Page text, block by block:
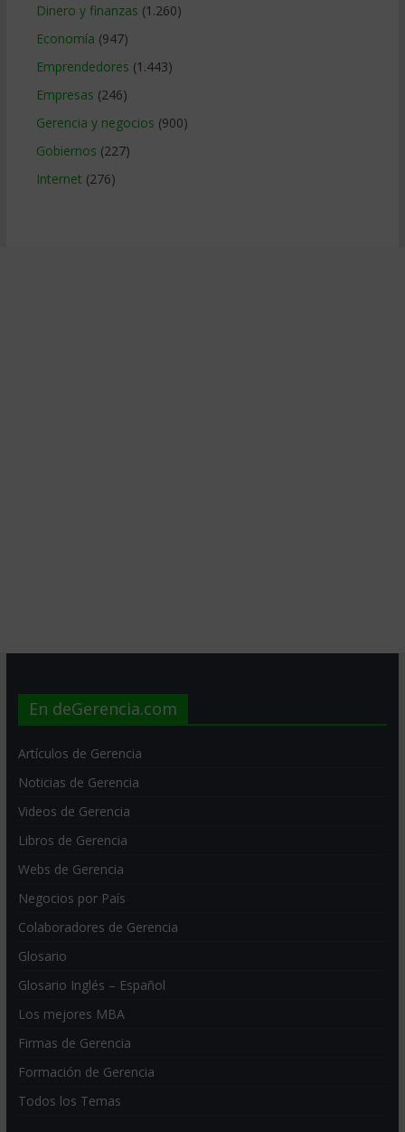
Dinero y finanzas (1.260)
Economía (947)
Emprendedores (1.443)
Empresas (246)
Gerencia y negocios (900)
Gobiernos (227)
Internet (276)
En deGerencia.com
Artículos de Gerencia
Noticias de Gerencia
Videos de Gerencia
Libros de Gerencia
Webs de Gerencia
Negocios por País
Colaboradores de Gerencia
Glosario
Glosario Inglés – Español
Los mejores MBA
Firmas de Gerencia
Formación de Gerencia
Todos los Temas